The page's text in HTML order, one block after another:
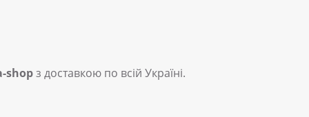
shopз доставкою по всій Україні.